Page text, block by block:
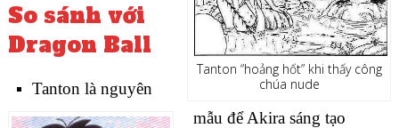
Tanton “hoảng hốt” khi thấy công
chúa nude
So sánh với
Dragon Ball
Tanton là nguyên
mẫu để Akira sáng tạo